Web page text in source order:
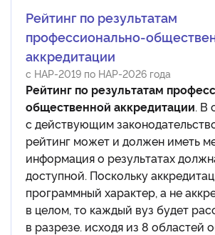
Рейтинг по результатам
профессионально-
аккредитации
с НАР-2019 по НАР-2026 года
Рейтинг по результатам
общественной аккредитации. В
с действующим
рейтинг может и должен иметь
информация о результатах
доступной. Поскольку
программный характер, а не
в целом, то каждый вуз будет
в разрезе. исходя из 8 областей